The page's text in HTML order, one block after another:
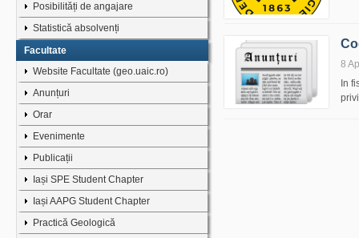
8
In
Posibilități de angajare
Statistică absolvenți
Facultate
Website Facultate (geo.uaic.ro)
Anunțuri
Orar
Evenimente
Publicații
Iași SPE Student Chapter
Iași AAPG Student Chapter
Practică Geologică